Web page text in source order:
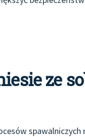
ze